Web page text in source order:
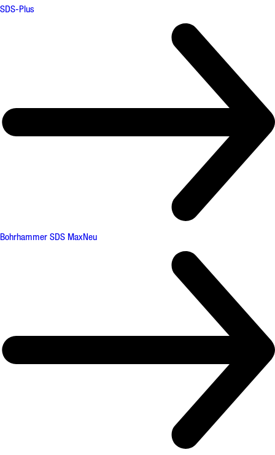
SDS-Plus
Bohrhammer SDS MaxNeu